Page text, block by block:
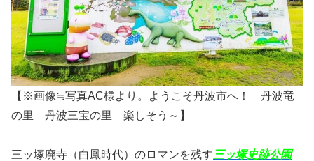
【※画像≒写真AC様より。ようこそ丹波市へ！ 丹波竜
の里 丹波三宝の里 楽しそう～】
三ッ塚廃寺（白鳳時代）のロマンを残す 三ッ塚史跡公園